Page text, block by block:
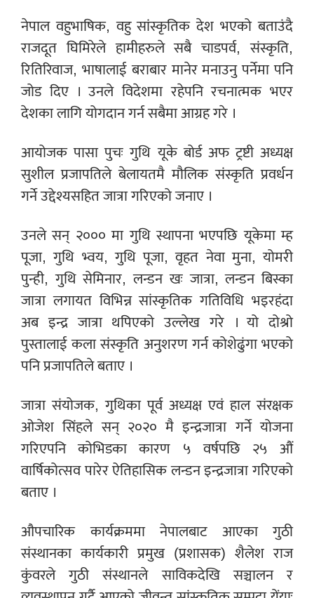
नेपाल वहुभाषिक, वहु सांस्कृतिक देश भएको बताउंदै
राजदूत घिमिरेले हामीहरुले सबै चाडपर्व, संस्कृति,
रितिरिवाज, भाषालाई बराबार मानेर मनाउनु पर्नेमा पनि
जोड दिए । उनले विदेशमा रहेपनि रचनात्मक भएर
देशका लागि योगदान गर्न सबैमा आग्रह गरे ।
आयोजक पासा पुचः गुथि यूके बोर्ड अफ ट्रष्टी अध्यक्ष
सुशील प्रजापतिले बेलायतमै मौलिक संस्कृति प्रवर्धन
गर्ने उद्देश्यसहित जात्रा गरिएको जनाए ।
उनले सन् २००० मा गुथि स्थापना भएपछि यूकेमा म्ह
पूजा, गुथि भ्वय, गुथि पूजा, वृहत नेवा मुना, योमरी
पुन्ही, गुथि सेमिनार, लन्डन खः जात्रा, लन्डन बिस्का
जात्रा लगायत विभिन्न सांस्कृतिक गतिविधि भइरहंदा
अब इन्द्र जात्रा थपिएको उल्लेख गरे । यो दोश्रो
पुस्तालाई कला संस्कृति अनुशरण गर्न कोशेढुंगा भएको
पनि प्रजापतिले बताए ।
जात्रा संयोजक, गुथिका पूर्व अध्यक्ष एवं हाल संरक्षक
ओजेश सिंहले सन् २०२० मै इन्द्रजात्रा गर्ने योजना
गरिएपनि कोभिडका कारण ५ वर्षपछि २५ औं
वार्षिकोत्सव पारेर ऐतिहासिक लन्डन इन्द्रजात्रा गरिएको
बताए ।
औपचारिक कार्यक्रममा नेपालबाट आएका गुठी
संस्थानका कार्यकारी प्रमुख (प्रशासक) शैलेश राज
कुंवरले गुठी संस्थानले साविकदेखि सञ्चालन र